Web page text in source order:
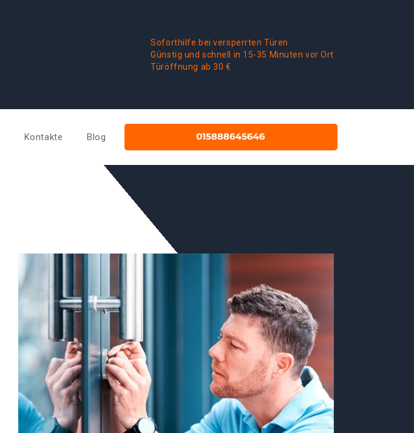
Soforthilfe bei versperrten Türen
Günstig und schnell in 15-35 Minuten vor Ort
Türöffnung ab 30 €
Kontakte Blog